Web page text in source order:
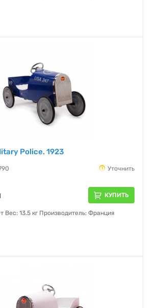
Police. 1923
Уточнить
КУПИТЬ
Вес: 13.5 кг Производитель: Франция